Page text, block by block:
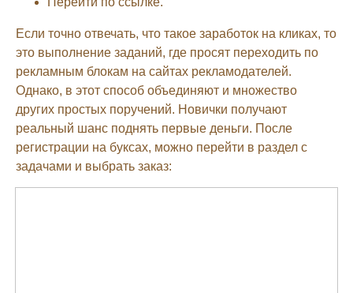
Если точно отвечать, что такое заработок на кликах, то
это выполнение заданий, где просят переходить по
рекламным блокам на сайтах рекламодателей.
Однако, в этот способ объединяют и множество
других простых поручений. Новички получают
реальный шанс поднять первые деньги. После
регистрации на буксах, можно перейти в раздел с
задачами и выбрать заказ: